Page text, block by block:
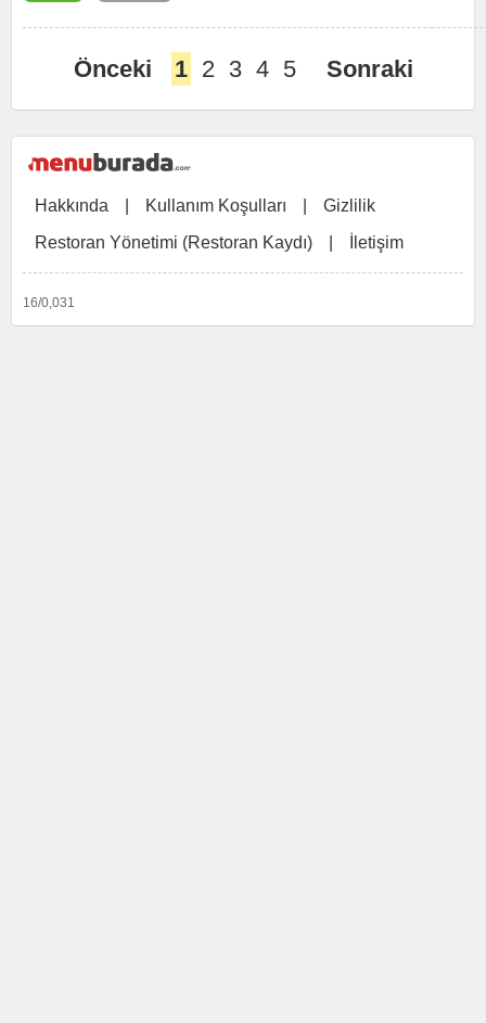
Önceki 1 2 3 4 5 Sonraki
Hakkında Kullanım Koşulları
Gizlilik
Restoran Yönetimi (Restoran Kaydı)
İletişim
16/0,031